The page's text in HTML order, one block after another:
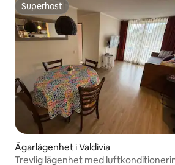
Superhost
Superhost
Ägarlägenhet i Valdivia
Trevlig lägenhet med